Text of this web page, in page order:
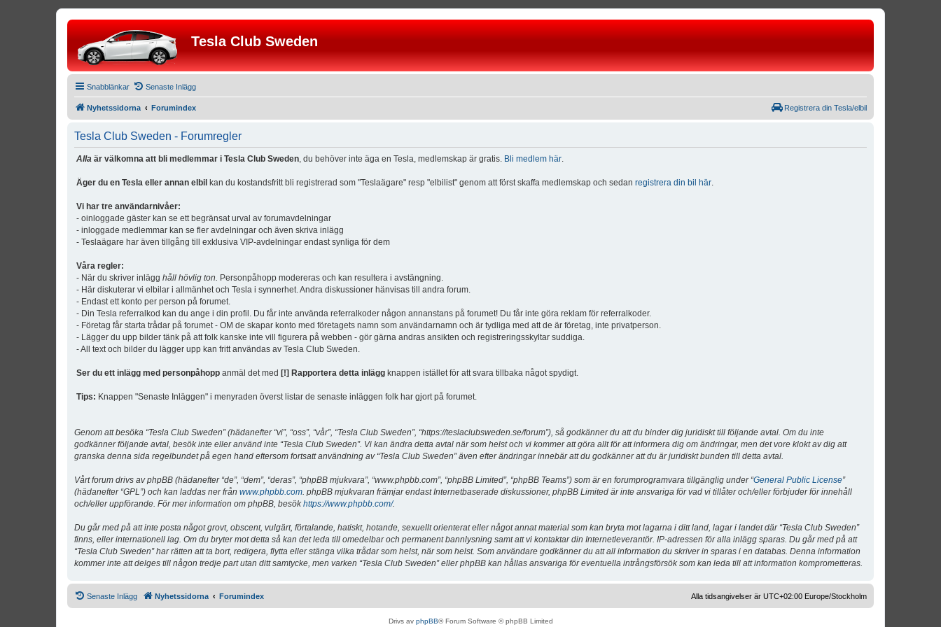
Tesla Club Sweden
Snabblänkar Senaste Inlägg
Nyhetssidorna Forumindex Registrera din Tesla/elbil
Tesla Club Sweden - Forumregler
Alla är välkomna att bli medlemmar i Tesla Club Sweden, du behöver inte äga en Tesla, medlemskap är gratis. Bli medlem här.
Äger du en Tesla eller annan elbil kan du kostandsfritt bli registrerad som "Teslaägare" resp "elbilist" genom att först skaffa medlemskap och sedan registrera din bil här.
Vi har tre användarnivåer:
- oinloggade gäster kan se ett begränsat urval av forumavdelningar
- inloggade medlemmar kan se fler avdelningar och även skriva inlägg
- Teslaägare har även tillgång till exklusiva VIP-avdelningar endast synliga för dem
Våra regler:
- När du skriver inlägg håll hövlig ton. Personpåhopp modereras och kan resultera i avstängning.
- Här diskuterar vi elbilar i allmänhet och Tesla i synnerhet. Andra diskussioner hänvisas till andra forum.
- Endast ett konto per person på forumet.
- Din Tesla referralkod kan du ange i din profil. Du får inte använda referralkoder någon annanstans på forumet! Du får inte göra reklam för referralkoder.
- Företag får starta trådar på forumet - OM de skapar konto med företagets namn som användarnamn och är tydliga med att de är företag, inte privatperson.
- Lägger du upp bilder tänk på att folk kanske inte vill figurera på webben - gör gärna andras ansikten och registreringsskyltar suddiga.
- All text och bilder du lägger upp kan fritt användas av Tesla Club Sweden.
Ser du ett inlägg med personpåhopp anmäl det med [!] Rapportera detta inlägg knappen istället för att svara tillbaka något spydigt.
Tips: Knappen "Senaste Inläggen" i menyraden överst listar de senaste inläggen folk har gjort på forumet.
Genom att besöka “Tesla Club Sweden” (hädanefter “vi”, “oss”, “vår”, “Tesla Club Sweden”, “https://teslaclubsweden.se/forum”), så godkänner du att du binder dig juridiskt till följande avtal. Om du inte
godkänner följande avtal, besök inte eller använd inte “Tesla Club Sweden”. Vi kan ändra detta avtal när som helst och vi kommer att göra allt för att informera dig om ändringar, men det vore klokt av dig att
granska denna sida regelbundet på egen hand eftersom fortsatt användning av “Tesla Club Sweden” även efter ändringar innebär att du godkänner att du är juridiskt bunden till detta avtal.
Vårt forum drivs av phpBB (hädanefter “de”, “dem”, “deras”, “phpBB mjukvara”, “www.phpbb.com”, “phpBB Limited”, “phpBB Teams”) som är en forumprogramvara tillgänglig under “General Public License”
(hädanefter “GPL”) och kan laddas ner från www.phpbb.com. phpBB mjukvaran främjar endast Internetbaserade diskussioner, phpBB Limited är inte ansvariga för vad vi tillåter och/eller förbjuder för innehåll
och/eller uppförande. För mer information om phpBB, besökhttps://www.phpbb.com/.
Du går med på att inte posta något grovt, obscent, vulgärt, förtalande, hatiskt, hotande, sexuellt orienterat eller något annat material som kan bryta mot lagarna i ditt land, lagar i landet där “Tesla Club Sweden”
finns, eller internationell lag. Om du bryter mot detta så kan det leda till omedelbar och permanent bannlysning samt att vi kontaktar din Internetleverantör. IP-adressen för alla inlägg sparas. Du går med på att
“Tesla Club Sweden” har rätten att ta bort, redigera, flytta eller stänga vilka trådar som helst, när som helst. Som användare godkänner du att all information du skriver in sparas i en databas. Denna information
kommer inte att delges till någon tredje part utan ditt samtycke, men varken “Tesla Club Sweden” eller phpBB kan hållas ansvariga för eventuella intrångsförsök som kan leda till att information komprometteras.
Senaste Inlägg Nyhetssidorna Forumindex Alla tidsangivelser är UTC+02:00 Europe/Stockholm
Drivs av phpBB® Forum Software © phpBB Limited